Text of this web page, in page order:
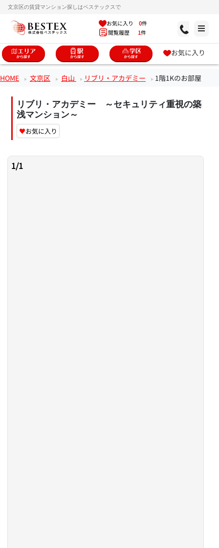
文京区の賃貸マンション探しはベステックスで
お気に入り 0件
閲覧履歴 1件
お気に入り
HOME 文京区 白山 リブリ・アカデミー 1階1Kのお部屋
リブリ・アカデミー ～セキュリティ重視の築
浅マンション～
♥お気に入り
1/1